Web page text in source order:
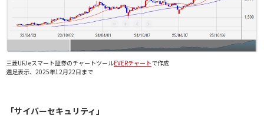
三菱UFJ eスマート証券のチャートツールEVERチャートで作成
週足表示、2025年12月22日まで
「サイバーセキュリティ」